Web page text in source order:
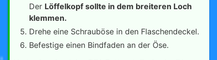
Der Löffelkopf sollte in dem breiteren Loch
klemmen.
Drehe eine Schrauböse in den Flaschendeckel.
Befestige einen Bindfaden an der Öse.